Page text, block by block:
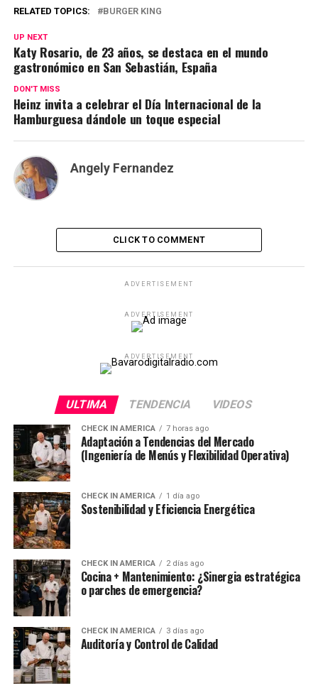
RELATED TOPICS: BURGER KING
UP NEXT
Katy Rosario, de 23 años, se destaca en el mundo
gastronómico en San Sebastián, España
DON'T MISS
Heinz invita a celebrar el Día Internacional de la
Hamburguesa dándole un toque especial
Angely Fernandez
CLICK TO COMMENT
ADVERTISEMENT
ADVERTISEMENT
ADVERTISEMENT
ULTIMA TENDENCIA VIDEOS
CHECK IN AMERICA 7 horas ago
Adaptación a Tendencias del Mercado
(Ingeniería de Menús y Flexibilidad Operativa)
CHECK IN AMERICA 1 día ago
Sostenibilidad y Eficiencia Energética
CHECK IN AMERICA 2 días ago
Cocina + Mantenimiento: ¿Sinergia estratégica
o parches de emergencia?
CHECK IN AMERICA 3 días ago
Auditoría y Control de Calidad